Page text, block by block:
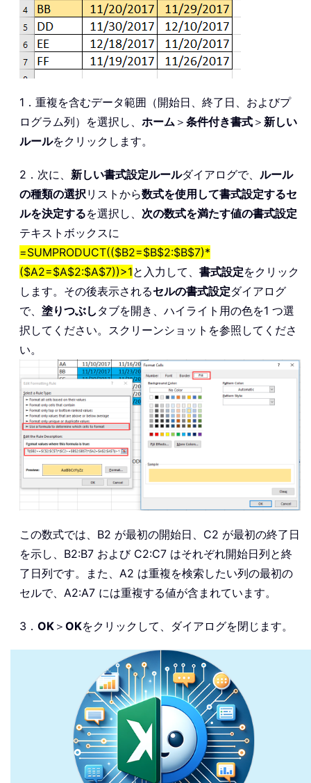
1．重複を含むデータ範囲（開始日、終了日、およびプ
ログラム列）を選択し、 ホーム ＞ 条件付き書式 ＞ 新しい
ルールをクリックします。
2．次に、 新しい書式設定ルールダイアログで、 ルール
の種類の選択 リストから数式を使用して書式設定するセ
ルを決定するを選択し、 次の数式を満たす値の書式設定
テキストボックスに
=SUMPRODUCT(($B2=$B$2:$B$7)*
($A2=$A$2:$A$7))>1と入力して、 書式設定をクリック
します。その後表示されるセルの書式設定ダイアログ
で、 塗りつぶし タブを開き、ハイライト用の色を1 つ選
択してください。スクリーンショットを参照してくださ
い。
この数式では、B2 が最初の開始日、C2 が最初の終了日
を示し、B2:B7 および C2:C7 はそれぞれ開始日列と終
了日列です。また、A2 は重複を検索したい列の最初の
セルで、A2:A7 には重複する値が含まれています。
3． OK ＞ OKをクリックして、ダイアログを閉じます。